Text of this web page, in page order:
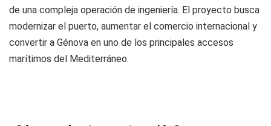
de una compleja operación de ingeniería. El proyecto busca
modernizar el puerto, aumentar el comercio internacional y
convertir a Génova en uno de los principales accesos
marítimos del Mediterráneo.